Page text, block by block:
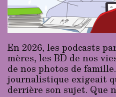
En 2026, les podcasts
mères, les BD de nos
de nos photos de
journalistique exigeait
derrière son sujet. Que